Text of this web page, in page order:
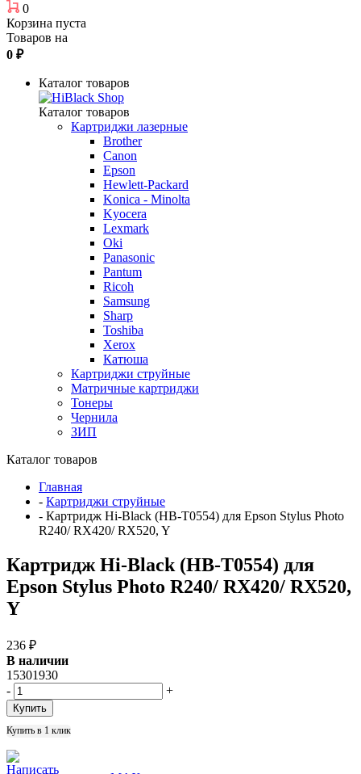
0
Корзина пуста
Товаров на
0 ₽
Каталог товаров
Каталог товаров
Картриджи лазерные
Brother
Canon
Epson
Hewlett-Packard
Konica - Minolta
Kyocera
Lexmark
Oki
Panasonic
Pantum
Ricoh
Samsung
Sharp
Toshiba
Xerox
Катюша
Картриджи струйные
Матричные картриджи
Тонеры
Чернила
ЗИП
Каталог товаров
Главная
- Картриджи струйные
- Картридж Hi-Black (HB-T0554) для Epson Stylus Photo
R240/ RX420/ RX520, Y
Картридж Hi-Black (HB-T0554) для
Epson Stylus Photo R240/ RX420/ RX520,
Y
236 ₽
В наличии
15301930
-
+
Купить в 1 клик